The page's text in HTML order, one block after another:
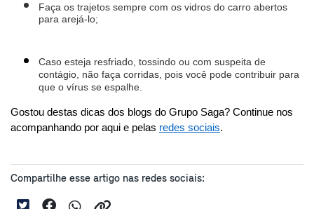
Faça os trajetos sempre com os vidros do carro abertos
para arejá-lo;
Caso esteja resfriado, tossindo ou com suspeita de
contágio, não faça corridas, pois você pode contribuir para
que o vírus se espalhe.
Gostou destas dicas dos blogs do Grupo Saga? Continue nos
acompanhando por aqui e pelas redes sociais.
Compartilhe esse artigo nas redes sociais: